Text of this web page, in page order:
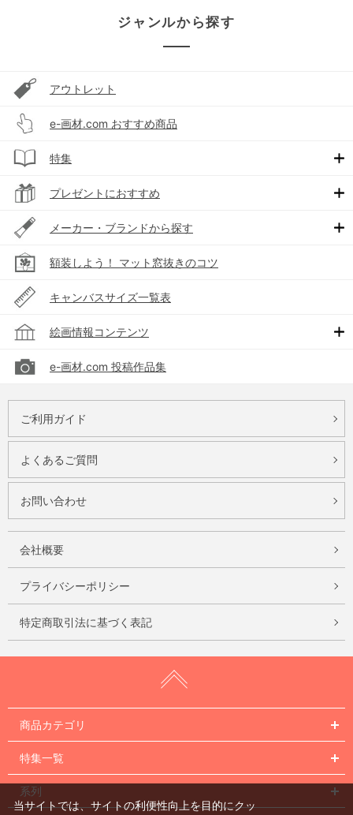
ジャンルから探す
アウトレット
e-画材.com おすすめ商品
特集
プレゼントにおすすめ
メーカー・ブランドから探す
額装しよう！ マット窓抜きのコツ
キャンバスサイズ一覧表
絵画情報コンテンツ
e-画材.com 投稿作品集
ご利用ガイド
よくあるご質問
お問い合わせ
会社概要
プライバシーポリシー
特定商取引法に基づく表記
商品カテゴリ
特集一覧
系列
当サイトでは、サイトの利便性向上を目的にクッ